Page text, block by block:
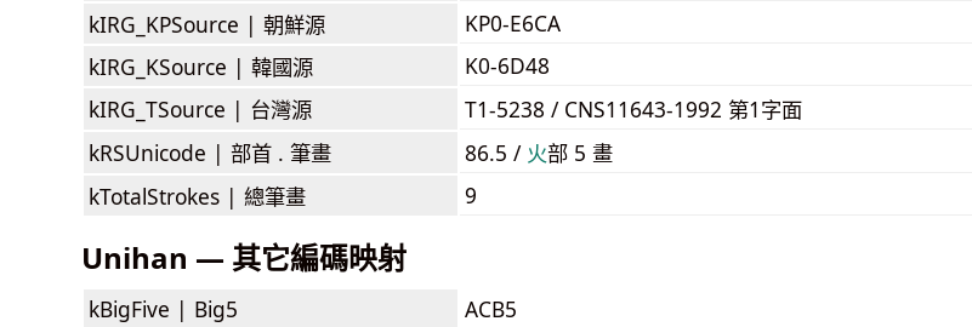
kIRG_KPSource | 朝鮮源
KP0-E6CA
kIRG_KSource | 韓國源
K0-6D48
kIRG_TSource | 台灣源
T1-5238 / CNS11643-1992 第1字面
kRSUnicode | 部首 . 筆畫 86.5 / ⽕部 5 畫
kTotalStrokes | 總筆畫 9
Unihan — 其它編碼映射
kBigFive | Big5 ACB5